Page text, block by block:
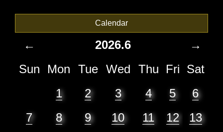
Calendar
← 2026.6
→
Sun
Mon Tue Wed Thu Fri Sat
1
2 3 4 5
6
7
8 9 10 11 12
13